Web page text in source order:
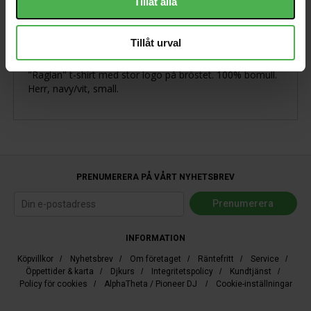
Tillåt urval
Produktbeskrivning
"Raglan" t-shirt med stor logo på bröstet. 100% bomull.
Herr, navy/vit, small.
PRENUMERERA PÅ VÅRT NYHETSBREV
INFORMATION
Köpvillkor / Nyhetsbrev / Om företaget / Räntefritt / Service /
Öppettider & karta / Djkurs / Integritetspolicy / Kundtjänst /
Policy för cookies / AlphaTheta / Pioneer DJ / Cookie-inställningar